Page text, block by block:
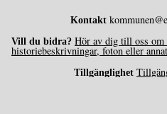
Kontakt
Vill du bidra? Hör av dig till oss
historiebeskrivningar, foton eller
Tillgänglighet